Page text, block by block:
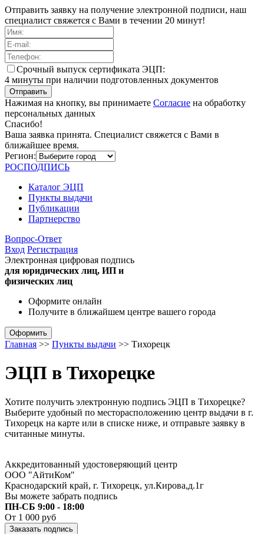
Отправить заявку на получение электронной подписи, наш
специалист свяжется с Вами в течении 20 минут!
Cрочный выпуск сертификата ЭЦП:
4 минуты при наличии подготовленных документов
Отправить
Нажимая на кнопку, вы принимаете Согласие на обработку
персональных данных
Спасибо!
Ваша заявка принята. Специалист свяжется с Вами в
ближайшее время.
Регион:
РОСПОДПИСЬ
Каталог ЭЦП
Пункты выдачи
Публикации
Партнерство
Вопрос-Ответ
Вход Регистрация
Электронная цифровая подпись
для юридических лиц, ИП и
физических лиц
Оформите онлайн
Получите в ближайшем центре вашего города
Оформить
Главная >> Пункты выдачи >> Тихорецк
ЭЦП в Тихорецке
Хотите получить электронную подпись ЭЦП в Тихорецке?
Выберите удобный по месторасположению центр выдачи в г.
Тихорецк на карте или в списке ниже, и отправьте заявку в
считанные минуты.
Аккредитованный удостоверяющий центр
ООО "АйтиКом"
Краснодарский край, г. Тихорецк, ул.Кирова,д.1г
Вы можете забрать подпись
ПН-СБ 9:00 - 18:00
От 1 000 руб
Заказать подпись